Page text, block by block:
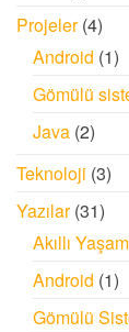
Projeler(4)
Android (1)
Gömülü
Java (2)
Teknoloji (3)
Yazılar(31)
Akıllı Yaşam
Android (1)
Gömülü